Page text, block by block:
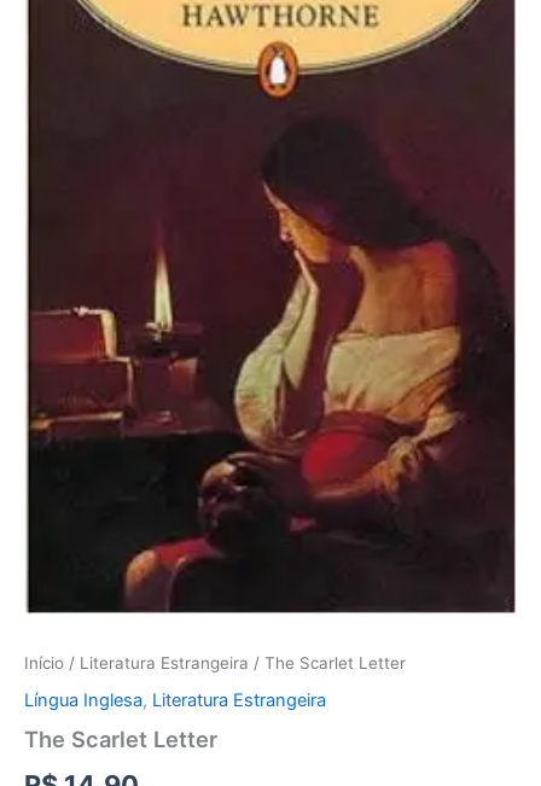
Início / Literatura Estrangeira / The Scarlet Letter
Língua Inglesa, Literatura Estrangeira
The Scarlet Letter